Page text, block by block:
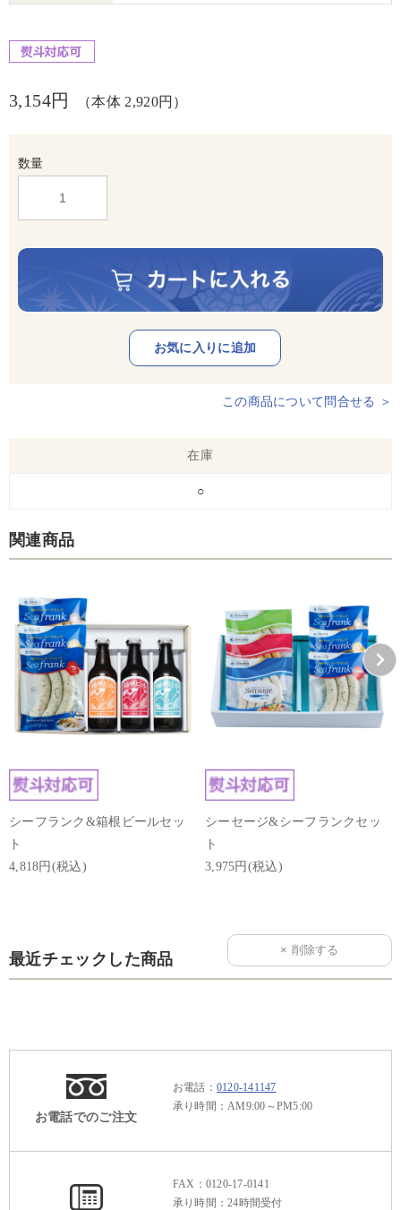
3,154円 （本体 2,920円）
数量
この商品について問合せる ＞
在庫
○
関連商品
シーフランク&箱根ビールセッ
ト
4,818円(税込)
シーセージ&シーフランクセッ
ト
3,975円(税込)
最近チェックした商品
お電話でのご注文
お電話： 0120-141147
承り時間：AM9:00～PM5:00
FAX：0120-17-0141
承り時間：24時間受付